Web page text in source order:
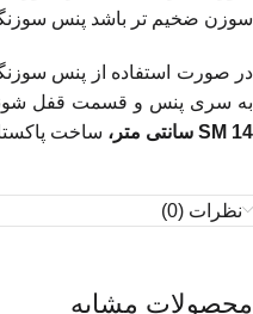
سوزن ضخیم تر باشد پنس
در صورت استفاده از پنس
به سری پنس و قسمت قفل
SM 14 سانتی متر،
ساخت
نظرات (0)
محصولات مشابه